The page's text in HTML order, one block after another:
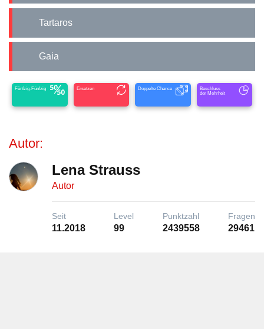
Tartaros
Gaia
Fünfzig-Fünfzig Ersetzen Doppelte Chance
Beschluss
der Mehrheit
Autor:
Lena Strauss
Autor
Seit
11.2018
Level
99
Punktzahl
2439558
Fragen
29461